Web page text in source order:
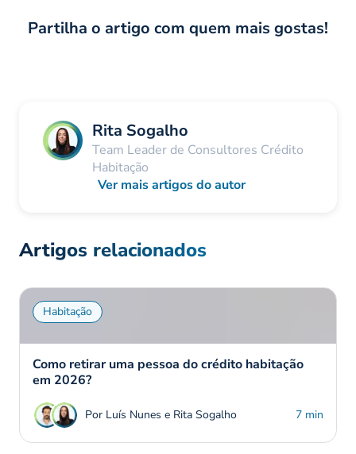
Partilha o artigo com quem mais gostas!
Rita Sogalho
Team Leader de Consultores Crédito
Habitação
Ver mais artigos do autor
Artigos relacionados
Habitação
Como retirar uma pessoa do crédito habitação
em 2026?
Por Luís Nunes e Rita Sogalho 7 min